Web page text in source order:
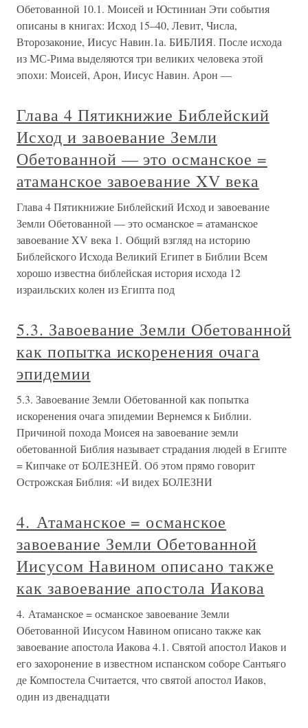
Обетованной 10.1. Моисей и Юстиниан Эти события
описаны в книгах: Исход 15–40, Левит, Числа,
Второзаконие, Иисус Навин.1а. БИБЛИЯ. После исхода
из МС-Рима выделяются три великих человека этой
эпохи: Моисей, Арон, Иисус Навин. Арон —
Глава 4 Пятикнижие Библейский
Исход и завоевание Земли
Обетованной — это османское =
атаманское завоевание XV века
Глава 4 Пятикнижие Библейский Исход и завоевание
Земли Обетованной — это османское = атаманское
завоевание XV века 1. Общий взгляд на историю
Библейского Исхода Великий Египет в Библии Всем
хорошо известна библейская история исхода 12
израильских колен из Египта под
5.3. Завоевание Земли Обетованной
как попытка искоренения очага
эпидемии
5.3. Завоевание Земли Обетованной как попытка
искоренения очага эпидемии Вернемся к Библии.
Причиной похода Моисея на завоевание земли
обетованной Библия называет страдания людей в Египте
= Кипчаке от БОЛЕЗНЕЙ. Об этом прямо говорит
Острожская Библия: «И видех БОЛЕЗНИ
4. Атаманское = османское
завоевание Земли Обетованной
Иисусом Навином описано также
как завоевание апостола Иакова
4. Атаманское = османское завоевание Земли
Обетованной Иисусом Навином описано также как
завоевание апостола Иакова 4.1. Святой апостол Иаков и
его захоронение в известном испанском соборе Сантьяго
де Компостела Считается, что святой апостол Иаков,
один из двенадцати